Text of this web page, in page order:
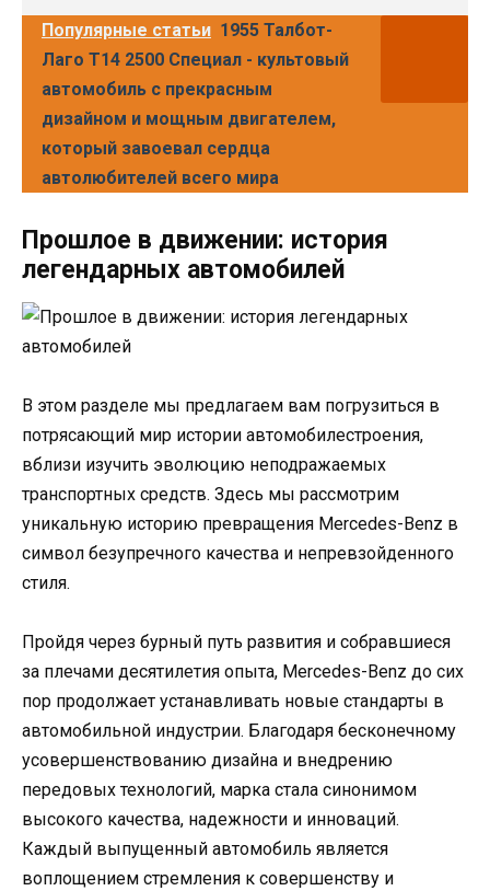
Популярные статьи 1955 Талбот-
Лаго Т14 2500 Специал - культовый
автомобиль с прекрасным
дизайном и мощным двигателем,
который завоевал сердца
автолюбителей всего мира
Прошлое в движении: история
легендарных автомобилей
В этом разделе мы предлагаем вам погрузиться в
потрясающий мир истории автомобилестроения,
вблизи изучить эволюцию неподражаемых
транспортных средств. Здесь мы рассмотрим
уникальную историю превращения Mercedes-Benz в
символ безупречного качества и непревзойденного
стиля.
Пройдя через бурный путь развития и собравшиеся
за плечами десятилетия опыта, Mercedes-Benz до сих
пор продолжает устанавливать новые стандарты в
автомобильной индустрии. Благодаря бесконечному
усовершенствованию дизайна и внедрению
передовых технологий, марка стала синонимом
высокого качества, надежности и инноваций.
Каждый выпущенный автомобиль является
воплощением стремления к совершенству и